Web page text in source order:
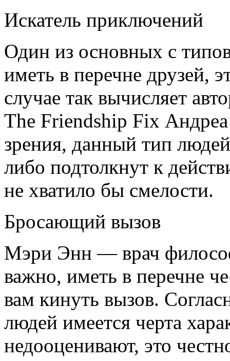
Искатель приключений
Один из основных с
иметь в перечне друзей,
случае так вычисляет
The Friendship Fix
зрения, данный тип
либо подтолкнут к
не хватило бы смелости.
Бросающий вызов
Мэри Энн — врач
важно, иметь в перечне
вам кинуть вызов.
людей имеется черта
недооценивают, это